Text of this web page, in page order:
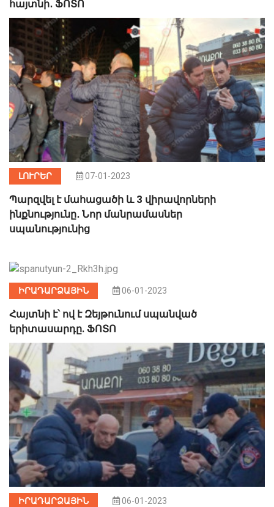
հայտնի․ ՖՈՏՈ
ԼՈՒՐԵՐ 07-01-2023
Պարզվել է մահացածի և 3 վիրավորների
ինքնությունը․ Նոր մանրամասներ
սպանությունից
ԻՐԱԴԱՐՁԱՅԻՆ 06-01-2023
Հայտնի է՝ ով է Զեյթունում սպանված
երիտասարդը. ՖՈՏՈ
ԻՐԱԴԱՐՁԱՅԻՆ 06-01-2023